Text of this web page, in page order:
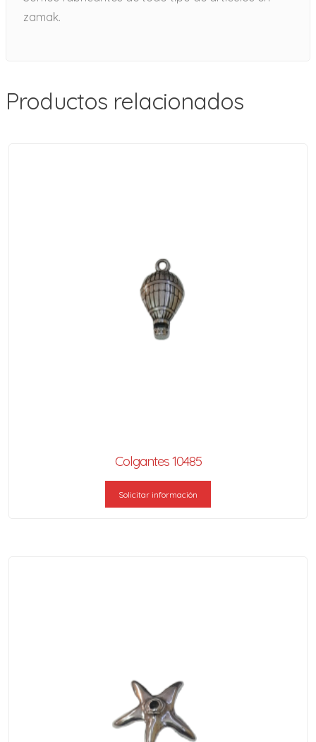
zamak.
Productos relacionados
Colgantes 10485
Solicitar información